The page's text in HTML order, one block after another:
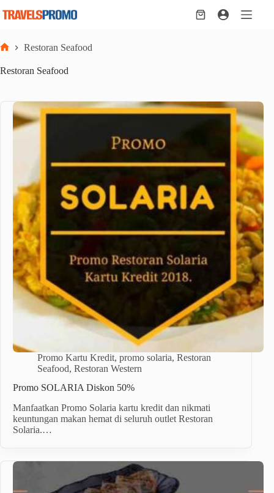
Shopping
Restoran Seafood
Restoran Seafood
Promo Kartu Kredit, promo solaria, Restoran
Seafood, Restoran Western
Promo SOLARIA Diskon 50%
Manfaatkan Promo Solaria kartu kredit dan nikmati
keuntungan makan hemat di seluruh outlet Restoran
Solaria.…